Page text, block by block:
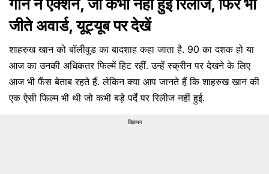
गाने न एक्शन, जो कभी नहीं हुई रिलीज, फिर भी
जीते अवार्ड, यूट्यूब पर देखें
शाहरुख खान को बॉलीवुड का बादशाह कहा जाता है. 90 का दशक हो या
आज का उनकी अधिकतर फिल्में हिट रहीं. उन्हें स्क्रीन पर देखने के लिए
आज भी फैंस बेताब रहते हैं. लेकिन क्या आप जानते हैं कि शाहरुख खान की
एक ऐसी फिल्म भी थी जो कभी बड़े पर्दे पर रिलीज नहीं हुई.
विज्ञापन